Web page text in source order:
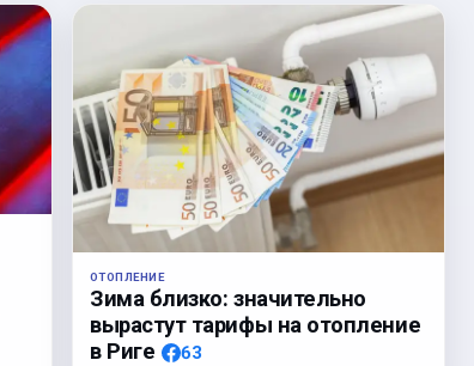
ОТОПЛЕНИЕ
Зима близко: значительно
вырастут тарифы на отопление
в Риге
63